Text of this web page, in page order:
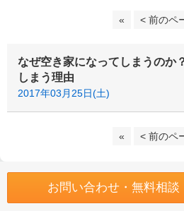
« < 前のペ
なぜ空き家になってしまうの
しまう理由
2017年03月25日(土)
« < 前のペ
お問い合わせ・無料相談